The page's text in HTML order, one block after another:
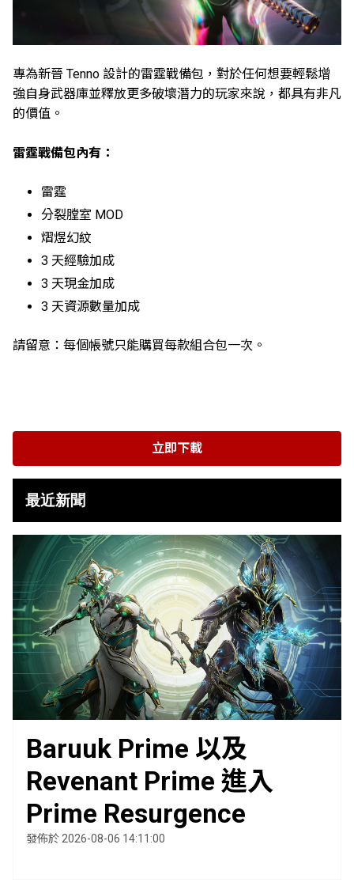
專為新晉 Tenno 設計的雷霆戰備包，對於任何想要輕鬆增
強自身武器庫並釋放更多破壞潛力的玩家來說，都具有非凡
的價值。
雷霆戰備包內有：
雷霆
分裂膛室 MOD
熠煜幻紋
3 天經驗加成
3 天現金加成
3 天資源數量加成
請留意：每個帳號只能購買每款組合包一次。
立即下載
最近新聞
Baruuk Prime 以及
Revenant Prime 進入
Prime Resurgence
發佈於 2026-08-06 14:11:00